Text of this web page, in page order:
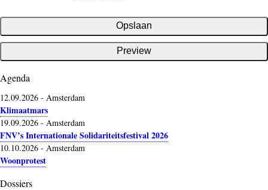
Agenda
12.09.2026 - Amsterdam
Klimaatmars
19.09.2026 - Amsterdam
FNV’s Internationale Solidariteitsfestival 2026
10.10.2026 - Amsterdam
Woonprotest
Dossiers